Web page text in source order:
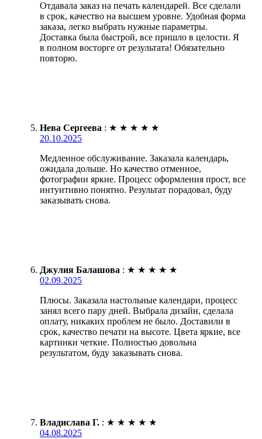
Отдавала заказ на печать календарей. Все сделали
в срок, качество на высшем уровне. Удобная форма
заказа, легко выбрать нужные параметры.
Доставка была быстрой, все пришло в целости. Я
в полном восторге от результата! Обязательно
повторю.
Нева Сергеева : ★ ★ ★ ★ ★
20.10.2025
Медленное обслуживание. Заказала календарь,
ожидала дольше. Но качество отменное,
фотографии яркие. Процесс оформления прост, все
интуитивно понятно. Результат порадовал, буду
заказывать снова.
Джулия Балашова : ★ ★ ★ ★ ★
02.09.2025
Плюсы. Заказала настольные календари, процесс
занял всего пару дней. Выбрала дизайн, сделала
оплату, никаких проблем не было. Доставили в
срок, качество печати на высоте. Цвета яркие, все
картинки четкие. Полностью довольна
результатом, буду заказывать снова.
Владислава Г. : ★ ★ ★ ★ ★
04.08.2025